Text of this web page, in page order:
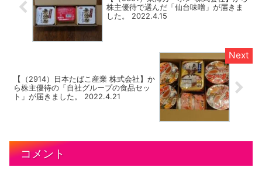
株主優待で選んだ「仙台味噌」が届きま
した。 2022.4.15
【（2914）日本たばこ産業 株式会社】か
ら株主優待の「自社グループの食品セッ
ト」が届きました。 2022.4.21
コメント